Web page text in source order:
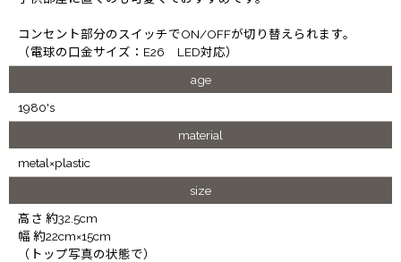
コンセント部分のスイッチでON/OFFが切り替えられます。
（電球の口金サイズ：E26 LED対応）
age
1980's
material
metal×plastic
size
高さ 約32.5cm
幅 約22cm×15cm
（トップ写真の状態で）